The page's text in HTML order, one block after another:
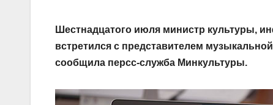
Шестнадцатого июля министр культуры,
встретился с представителем
сообщила персс-служба Минкультуры.